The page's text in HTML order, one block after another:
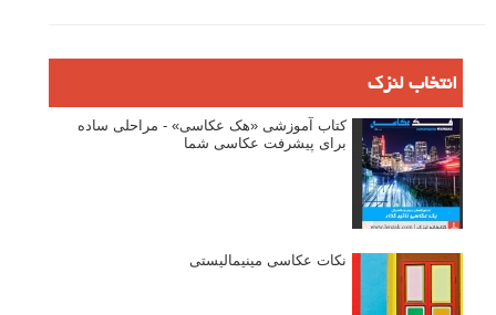
انتخاب لنزک
کتاب آموزشی «هک عکاسی» - مراحلی ساده
برای پیشرفت عکاسی شما
نکات عکاسی مینیمالیستی